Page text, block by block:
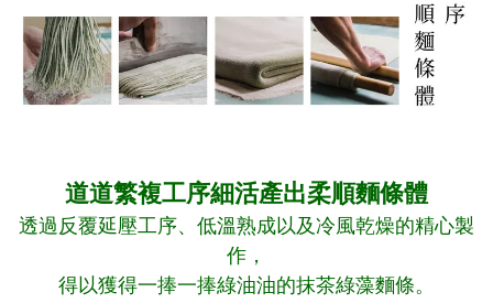
道道繁複工序細活產出柔順麵條體
透過反覆延壓工序、低溫熟成以及冷風乾燥的精心製
作，
得以獲得一捧一捧綠油油的抹茶綠藻麵條。